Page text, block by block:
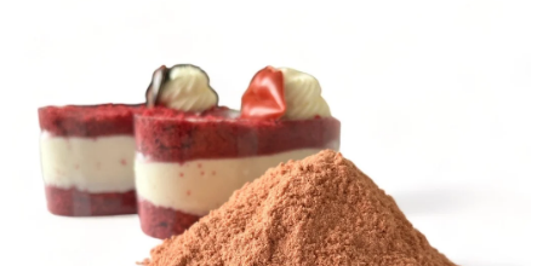
DO KUCHYNĚ
POCHUTINY